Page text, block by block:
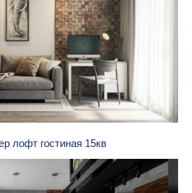
лофт гостиная 15кв